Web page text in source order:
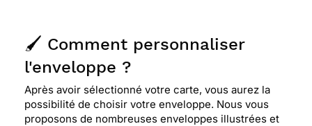
🖌️ Comment personnaliser
l'enveloppe ?
Après avoir sélectionné votre carte, vous aurez la
possibilité de choisir votre enveloppe. Nous vous
proposons de nombreuses enveloppes illustrées et